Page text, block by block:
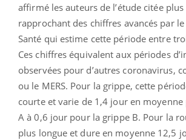
affirmé les auteurs de l’étude citée
rapprochant des chiffres avancés par
Santé qui estime cette période entre
Ces chiffres équivalent aux périodes
observées pour d’autres coronavirus,
ou le MERS. Pour la grippe, cette
courte et varie de 1,4 jour en
A à 0,6 jour pour la grippe B. Pour la
plus longue et dure en moyenne 12,5